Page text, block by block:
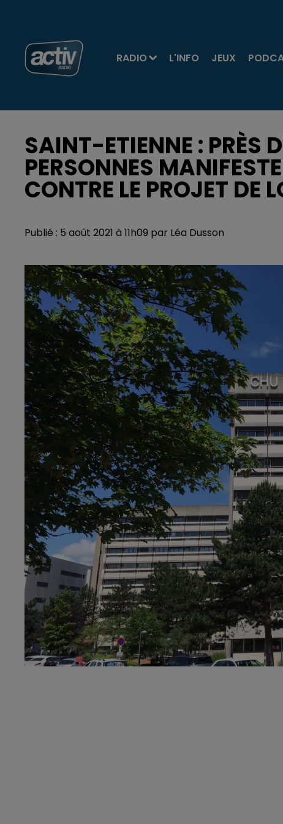
RADIO L'INFO JEUX
SAINT-ETIENNE : PRÈS
PERSONNES
CONTRE LE PROJET DE
Publié : 5 août 2021 à 11h09 par Léa Dusson